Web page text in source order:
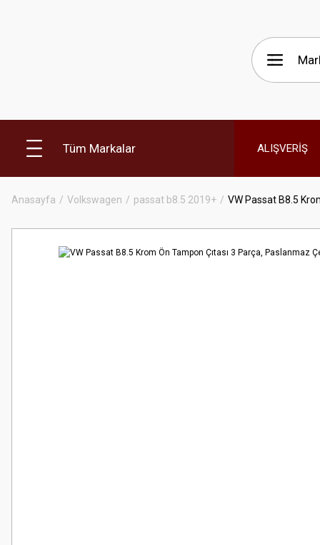
Tüm Markalar ALIŞVERİŞ
Anasayfa Volkswagen passat b8.5 2019+ VW Passat B8.5